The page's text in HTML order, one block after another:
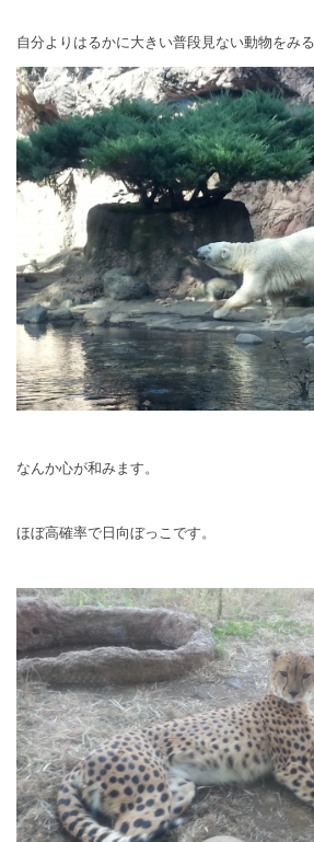
自分よりはるかに大きい普段見ない動物をみ
なんか心が和みます。
ほぼ高確率で日向ぼっこです。